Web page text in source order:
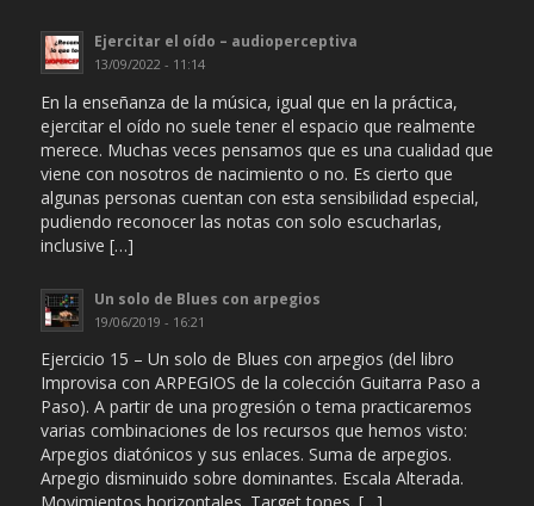
Ejercitar el oído – audioperceptiva
13/09/2022 - 11:14
En la enseñanza de la música, igual que en la práctica,
ejercitar el oído no suele tener el espacio que realmente
merece. Muchas veces pensamos que es una cualidad que
viene con nosotros de nacimiento o no. Es cierto que
algunas personas cuentan con esta sensibilidad especial,
pudiendo reconocer las notas con solo escucharlas,
inclusive […]
Un solo de Blues con arpegios
19/06/2019 - 16:21
Ejercicio 15 – Un solo de Blues con arpegios (del libro
Improvisa con ARPEGIOS de la colección Guitarra Paso a
Paso). A partir de una progresión o tema practicaremos
varias combinaciones de los recursos que hemos visto:
Arpegios diatónicos y sus enlaces. Suma de arpegios.
Arpegio disminuido sobre dominantes. Escala Alterada.